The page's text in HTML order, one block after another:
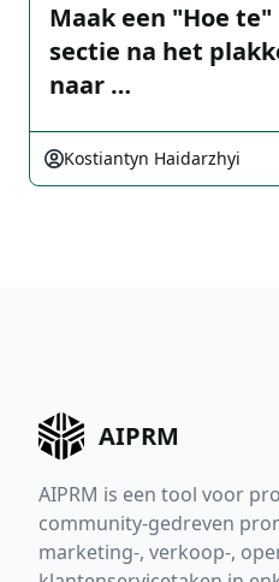
Maak een "Hoe
sectie na het
naar …
Kostiantyn Haidarzhyi
AIPRM
AIPRM is een tool voor
community-gedreven
marketing-, verkoop-,